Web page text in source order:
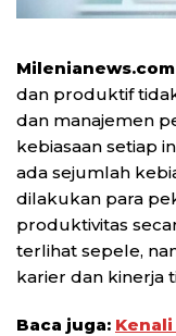
Milenianews.com
dan produktif
dan manajemen
kebiasaan setiap
ada sejumlah
dilakukan para
produktivitas
terlihat sepele,
karier dan kinerja
Baca juga: